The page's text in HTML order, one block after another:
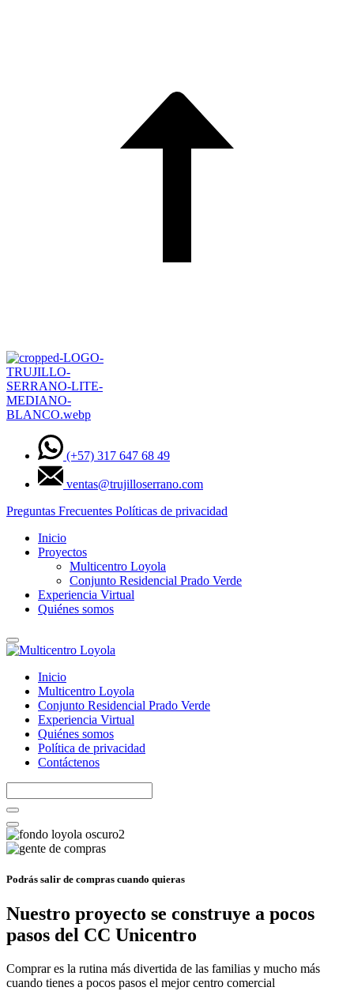
(+57) 317 647 68 49
ventas@trujilloserrano.com
Preguntas Frecuentes Políticas de privacidad
Inicio
Proyectos
Multicentro Loyola
Conjunto Residencial Prado Verde
Experiencia Virtual
Quiénes somos
Inicio
Multicentro Loyola
Conjunto Residencial Prado Verde
Experiencia Virtual
Quiénes somos
Política de privacidad
Contáctenos
Podrás salir de compras cuando quieras
Nuestro proyecto se construye a pocos
pasos del CC Unicentro
Comprar es la rutina más divertida de las familias y mucho más
cuando tienes a pocos pasos el mejor centro comercial